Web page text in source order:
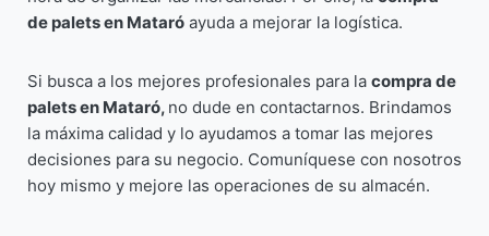
de palets en Mataró ayuda a mejorar la logística.
Si busca a los mejores profesionales para la compra de
palets en Mataró, no dude en contactarnos. Brindamos
la máxima calidad y lo ayudamos a tomar las mejores
decisiones para su negocio. Comuníquese con nosotros
hoy mismo y mejore las operaciones de su almacén.